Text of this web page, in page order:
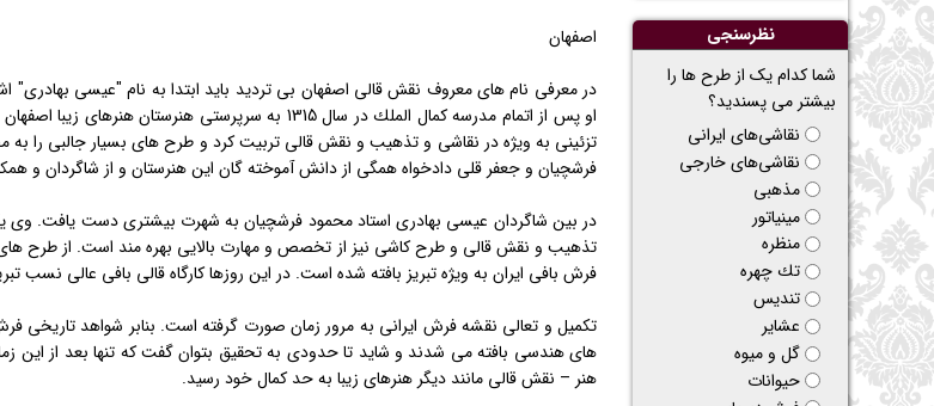
اصفهان
تزئینی به ویژه در نقاشی و تذهیب و نقش قالی تربیت كرد و طرح های بسیار جالبی را
فرشچیان و جعفر قلی دادخواه همگی از دانش آموخته گان این هنرستان و از شاگردان و
در بین شاگردان عیسی بهادری استاد محمود فرشچیان به شهرت بیشتری دست یافت. وی
تذهیب و نقش قالی و طرح كاشی نیز از تخصص و مهارت بالایی بهره مند است. از طرح های
فرش بافی ایران به ویژه تبریز بافته شده است. در این روزها كارگاه قالی بافی عالی نسب
تكمیل و تعالی نقشه فرش ایرانی به مرور زمان صورت گرفته است. بنابر شواهد
های هندسی بافته می شدند و شاید تا حدودی به تحقیق بتوان گفت كه تنها بعد از این
هنر – نقش قالی مانند دیگر هنرهای زیبا به حد كمال خود رسید.
نظرسنجی
شما کدام یک از طرح ها را
بیشتر می پسندید؟
نقاشی‌های ایرانی
نقاشی‌های خارجی
مذهبی
مینیاتور
منظره
تك چهره
تنديس
عشاير
گل و ميوه
حيوانات